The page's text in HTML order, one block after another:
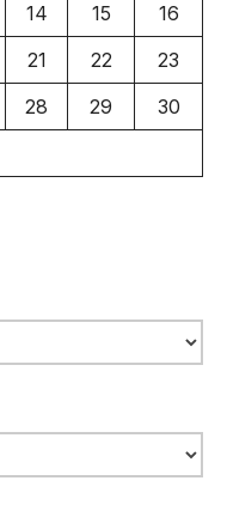
14 15
16
21 22
23
28 29
30